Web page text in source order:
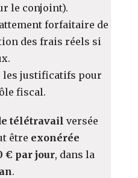
le conjoint).
forfaitaire de
des frais réels si
les justificatifs pour
fiscal.
télétravailversée
être exonérée
€ par jour, dans la
.